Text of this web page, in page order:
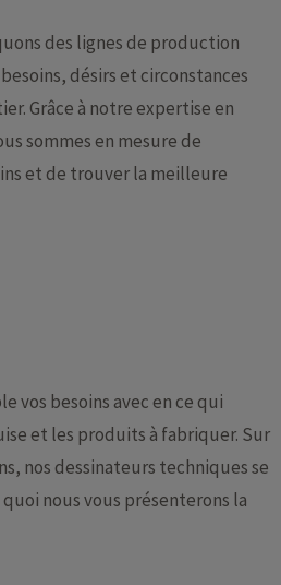
des lignes de production
désirs et circonstances
Grâce à notre expertise en
sommes en mesure de
et de trouver la meilleure
vos besoins avec en ce qui
et les produits à fabriquer. Sur
nos dessinateurs techniques se
nous vous présenterons la